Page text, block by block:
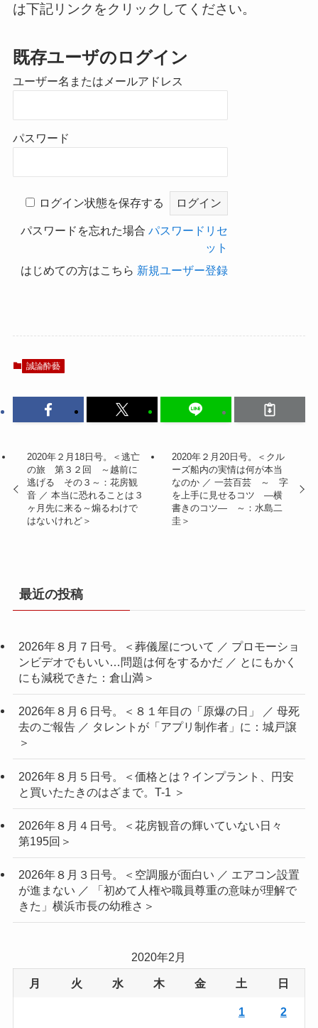
は下記リンクをクリックしてください。
既存ユーザのログイン
ユーザー名またはメールアドレス
パスワード
ログイン状態を保存する
パスワードを忘れた場合 パスワードリセ
ット
はじめての方はこちら 新規ユーザー登録
誠論酔藝
2020年２月18日号。＜逃亡
の旅 第３２回 ～越前に
逃げる その３～：花房観
音 ／ 本当に恐れることは３
ヶ月先に来る～煽るわけで
はないけれど＞
2020年２月20日号。＜クル
ーズ船内の実情は何が本当
なのか ／ 一芸百芸 ～ 字
を上手に見せるコツ ―横
書きのコツ― ～：水島二
圭＞
最近の投稿
2026年８月７日号。＜葬儀屋について ／ プロモーショ
ンビデオでもいい…問題は何をするかだ ／ とにもかく
にも減税できた：倉山満＞
2026年８月６日号。＜８１年目の「原爆の日」 ／ 母死
去のご報告 ／ タレントが「アプリ制作者」に：城戸譲
＞
2026年８月５日号。＜価格とは？インプラント、円安
と買いたたきのはざまで。T-1 ＞
2026年８月４日号。＜花房観音の輝いていない日々
第195回＞
2026年８月３日号。＜空調服が面白い ／ エアコン設置
が進まない ／ 「初めて人権や職員尊重の意味が理解で
きた」横浜市長の幼稚さ＞
2020年2月
月 火 水 木 金 土 日
1 2